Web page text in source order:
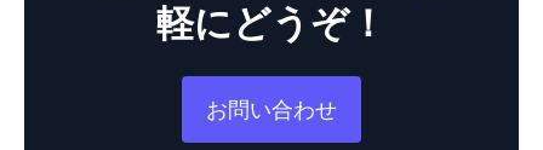
軽にどうぞ！
お問い合わせ